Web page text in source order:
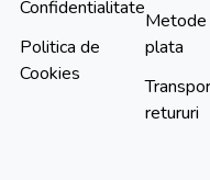
Confidentialitate
Politica de
Cookies
Metode
plata
retururi